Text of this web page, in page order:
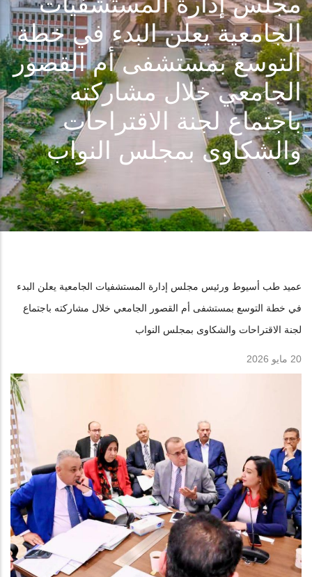
الجامعية يعلن البدء في خطة
التوسع بمستشفى أم القصور
الجامعي خلال مشاركته
باجتماع لجنة الاقتراحات
والشكاوى بمجلس النواب
عميد طب أسيوط ورئيس مجلس إدارة المستشفيات الجامعية يعلن البدء
في خطة التوسع بمستشفى أم القصور الجامعي خلال مشاركته باجتماع
لجنة الاقتراحات والشكاوى بمجلس النواب
20 مايو 2026